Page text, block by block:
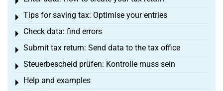
Tips for saving tax: Optimise your entries
Toggle menu
Check data: find errors
Toggle menu
Submit tax return: Send data to the tax office
Toggle menu
Steuerbescheid prüfen: Kontrolle muss sein
Toggle menu
Help and examples
Toggle menu